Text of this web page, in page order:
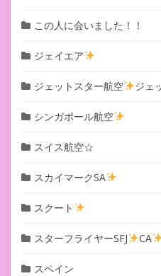
この人に会いました！！
ジェイエア
ジェットスター航空 ジェ
シンガポール航空
スイス航空☆
スカイマークSA
スクート
スターフライヤーSFJ CA
スペイン